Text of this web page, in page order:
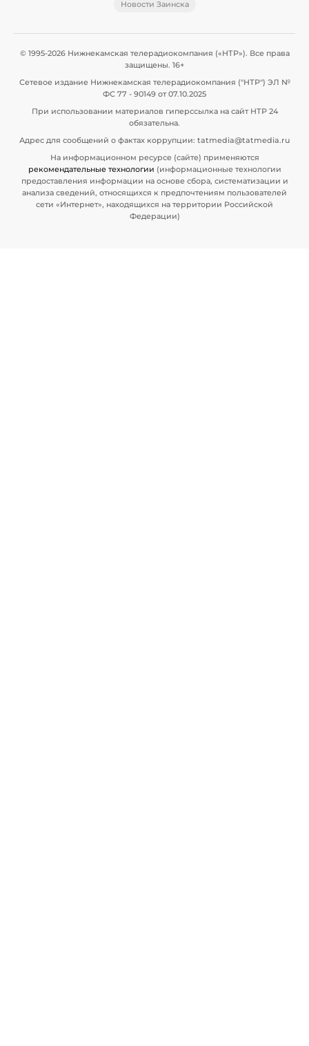
Новости Заинска
© 1995-2026 Нижнекамская телерадиокомпания («НТР»). Все права
защищены. 16+
Сетевое издание Нижнекамская телерадиокомпания ("НТР") ЭЛ №
ФС 77 - 90149 от 07.10.2025
При использовании материалов гиперссылка на сайт НТР 24
обязательна.
Адрес для сообщений о фактах коррупции: tatmedia@tatmedia.ru
На информационном ресурсе (сайте) применяются
рекомендательные технологии (информационные технологии
предоставления информации на основе сбора, систематизации и
анализа сведений, относящихся к предпочтениям пользователей
сети «Интернет», находящихся на территории Российской
Федерации)